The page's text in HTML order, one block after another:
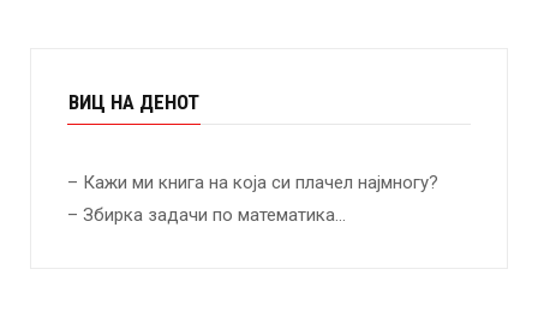
ВИЦ НА ДЕНОТ
– Кажи ми книга на која си плачел најмногу?
– Збирка задачи по математика…